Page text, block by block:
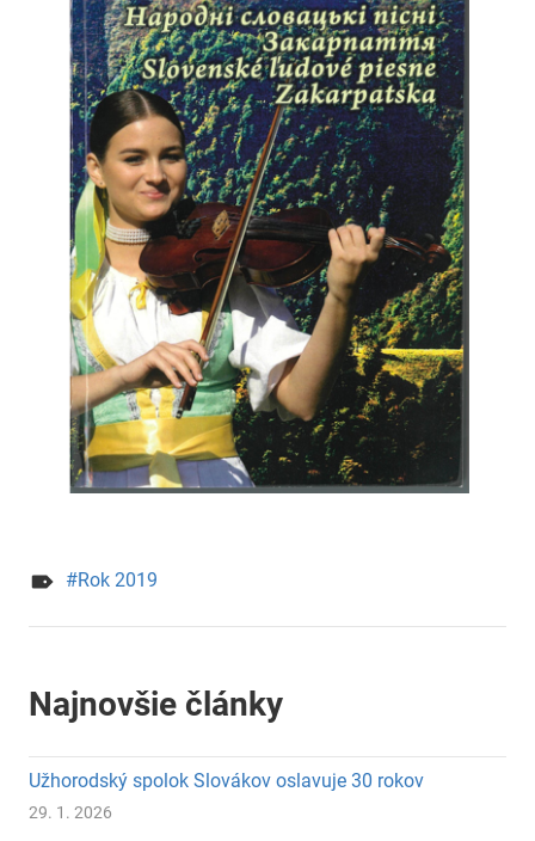
Rok 2019
Najnovšie články
Užhorodský spolok Slovákov oslavuje 30 rokov
29. 1. 2026